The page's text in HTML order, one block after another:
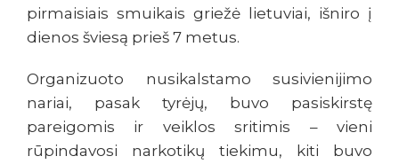
pirmaisiais smuikais griežė lietuviai, išniro į
dienos šviesą prieš 7 metus.
Organizuoto nusikalstamo susivienijimo
nariai, pasak tyrėjų, buvo pasiskirstę
pareigomis ir veiklos sritimis – vieni
rūpindavosi narkotikų tiekimu, kiti buvo